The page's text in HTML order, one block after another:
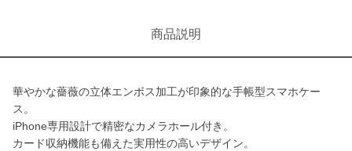
商品説明
華やかな薔薇の立体エンボス加工が印象的な手帳型スマホケー
ス。
iPhone専用設計で精密なカメラホール付き。
カード収納機能も備えた実用性の高いデザイン。